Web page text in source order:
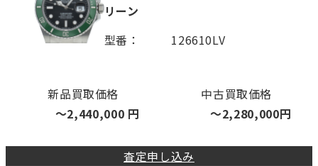
リーン
型番
126610LV
新品買取価格
〜2,440,000 円
中古買取価格
〜2,280,000円
査定申し込み